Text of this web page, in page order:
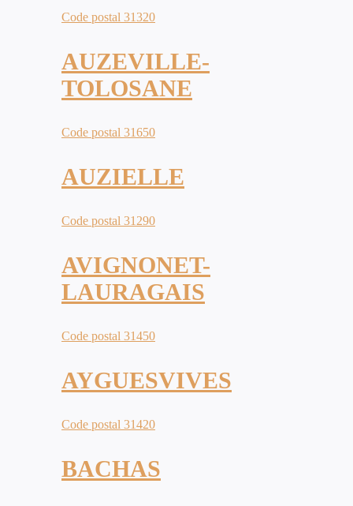
Code postal 31320
AUZEVILLE-
TOLOSANE
Code postal 31650
AUZIELLE
Code postal 31290
AVIGNONET-
LAURAGAIS
Code postal 31450
AYGUESVIVES
Code postal 31420
BACHAS